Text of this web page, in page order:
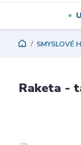
SMYSLOVÉ
Raketa -